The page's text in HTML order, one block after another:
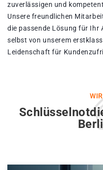
zuverlässigen und
Unsere freundlichen
die passende Lösung für Ihr
selbst von unserem
Leidenschaft für